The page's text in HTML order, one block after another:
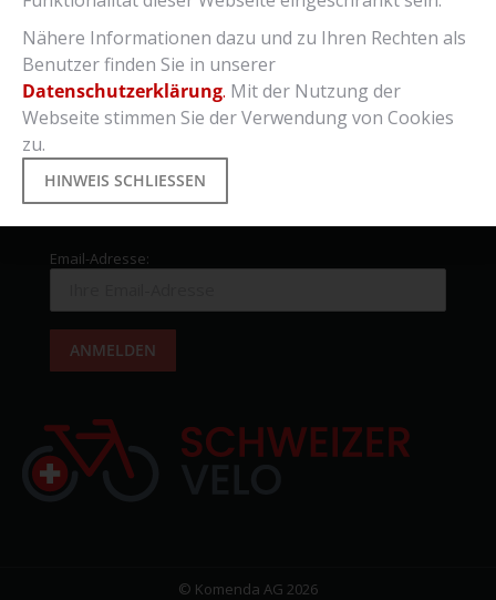
von Brooks)
z.B. von
Brooks
Basil
Email-Adresse:
© Komenda AG 2026
Nähere Informationen dazu und zu Ihren Rechten als
Benutzer finden Sie in unserer
Datenschutzerklärung. Mit der Nutzung der
Webseite stimmen Sie der Verwendung von Cookies
zu.
HINWEIS SCHLIESSEN